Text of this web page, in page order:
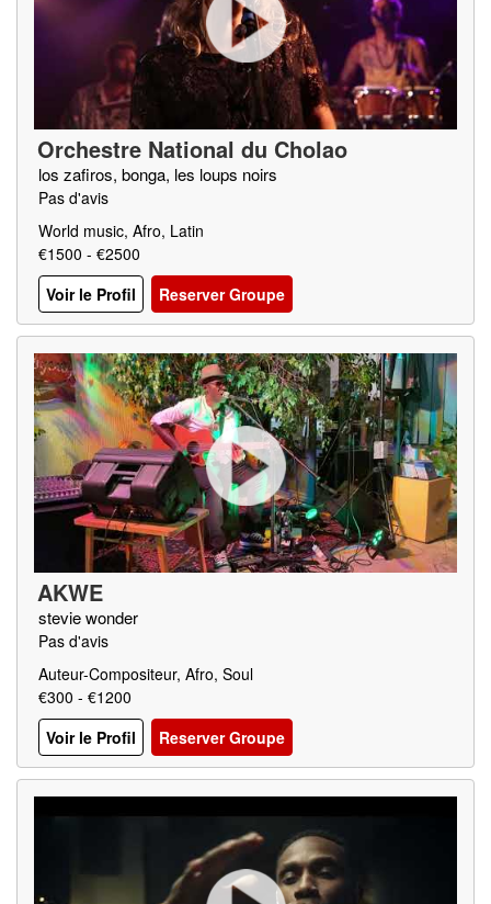
Orchestre National du Cholao
los zafiros, bonga, les loups noirs
Pas d'avis
World music, Afro, Latin
€1500 - €2500
Voir le Profil
Reserver Groupe
AKWE
stevie wonder
Pas d'avis
Auteur-Compositeur, Afro, Soul
€300 - €1200
Voir le Profil
Reserver Groupe